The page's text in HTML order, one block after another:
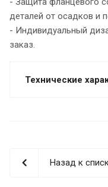
деталей от осадков и
- Индивидуальный
заказ.
Технические
Назад к